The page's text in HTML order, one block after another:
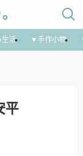
活 ▼手作小物
平